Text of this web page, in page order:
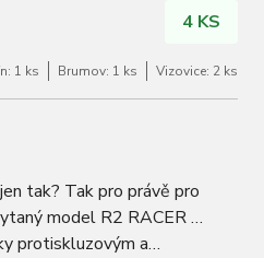
4 KS
1 ks Brumov: 1 ks Vizovice: 2 ks
tak? Tak pro právě pro
model R2 RACER …
protiskluzovým a